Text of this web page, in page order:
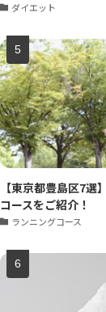
ダイエット
【東京都豊島区7選
コースをご紹介！
ランニングコース